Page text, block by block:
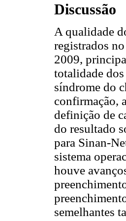
Discussão
A qualidade
registrados
2009,
totalidade dos
síndrome do
confirmação,
definição de
do resultado
para Sinan-
sistema
houve
semelhantes